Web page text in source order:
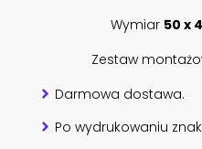
Wymiar 50 x
Zestaw
Darmowa dostawa.
Po wydrukowaniu